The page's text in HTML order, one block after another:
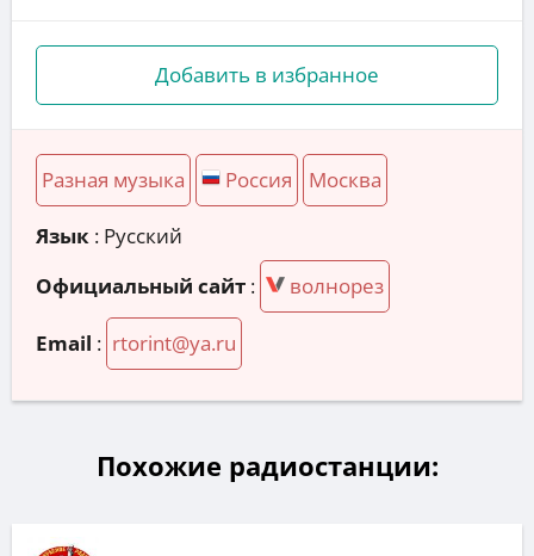
Добавить в избранное
Разная музыка Россия Москва
Язык : Русский
Официальный сайт : волнорез
Email : rtorint@ya.ru
Похожие радиостанции: